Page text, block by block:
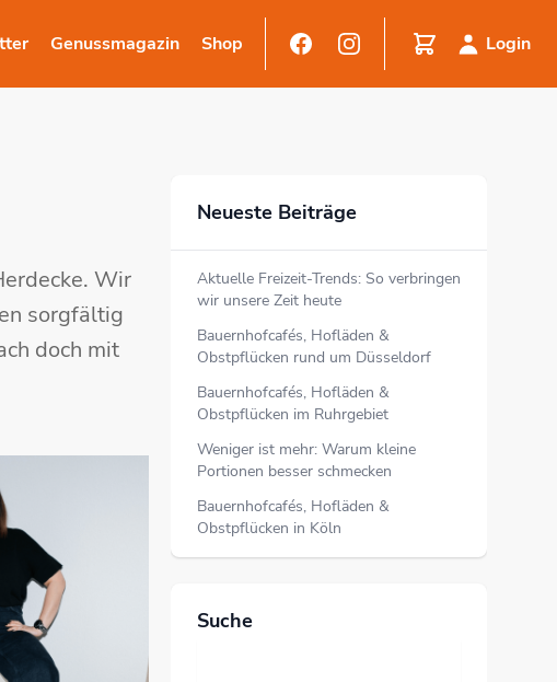
Genussmagazin Shop Login
Wir
sorgfältig
doch mit
Neueste Beiträge
Aktuelle Freizeit-Trends: So verbringen
wir unsere Zeit heute
Bauernhofcafés, Hofläden &
Obstpflücken rund um Düsseldorf
Bauernhofcafés, Hofläden &
Obstpflücken im Ruhrgebiet
Weniger ist mehr: Warum kleine
Portionen besser schmecken
Bauernhofcafés, Hofläden &
Obstpflücken in Köln
Suche